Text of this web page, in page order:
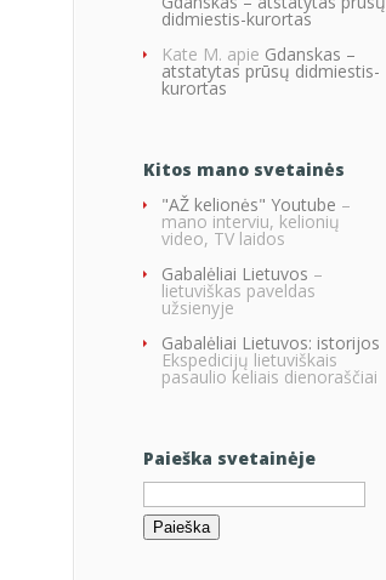
didmiestis-kurortas
Kate M. apie Gdanskas –
atstatytas prūsų didmiestis-
kurortas
Kitos mano svetainės
"AŽ kelionės" Youtube –
mano interviu, kelionių
video, TV laidos
Gabalėliai Lietuvos –
lietuviškas paveldas
užsienyje
Gabalėliai Lietuvos: istorijos
Ekspedicijų lietuviškais
pasaulio keliais dienoraščiai
Paieška svetainėje
Ieškoti: